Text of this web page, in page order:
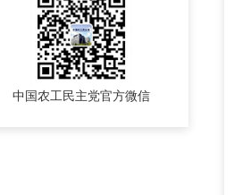
中国农工民主党官方微信